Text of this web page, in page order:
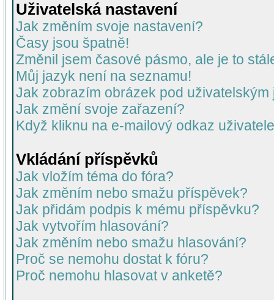
Uživatelská nastavení
Jak změním svoje nastavení?
Časy jsou špatně!
Změnil jsem časové pásmo, ale je to
Můj jazyk není na seznamu!
Jak zobrazím obrázek pod uživatelským
Jak změní svoje zařazení?
Když kliknu na e-mailový odkaz
Vkládání příspěvků
Jak vložím téma do fóra?
Jak změním nebo smažu příspěvek?
Jak přidám podpis k mému příspěvku?
Jak vytvořím hlasování?
Jak změním nebo smažu hlasování?
Proč se nemohu dostat k fóru?
Proč nemohu hlasovat v anketě?